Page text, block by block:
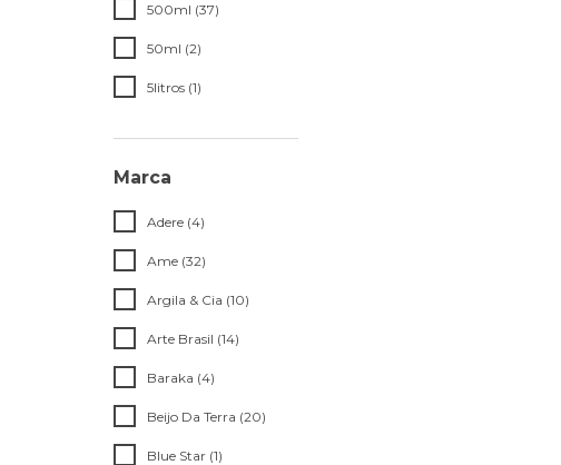
500ml (37)
50ml (2)
5litros (1)
Marca
Adere (4)
Ame (32)
Argila & Cia (10)
Arte Brasil (14)
Baraka (4)
Beijo Da Terra (20)
Blue Star (1)